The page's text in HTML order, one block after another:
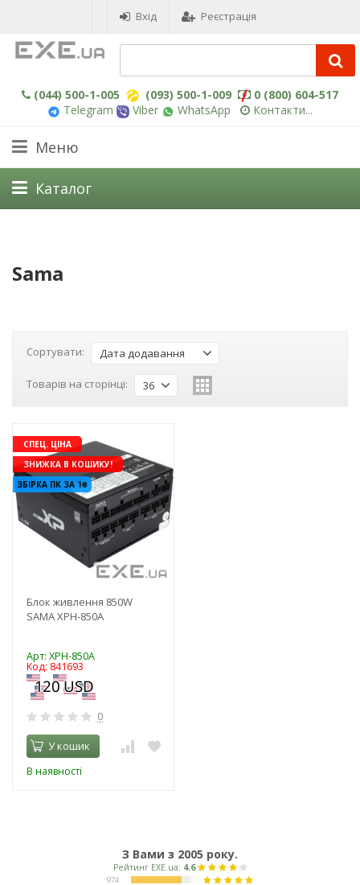
Вхід Реєстрація
(044) 500-1-005 (093) 500-1-009
0 (800) 604-517
Telegram
Viber WhatsApp Контакти...
Меню
Каталог
Sama
Сортувати: Дата додавання
Товарів на сторінці: 36
СПЕЦ. ЦІНА
ЗНИЖКА В КОШИКУ!
ЗБІРКА ПК ЗА 1₴
Блок живлення 850W
SAMA XPH-850A
Арт: XPH-850A
Код: 841693
0
У кошик
В наявності
З Вами з 2005 року.